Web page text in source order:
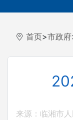
首页>市政府
来源：临湘市